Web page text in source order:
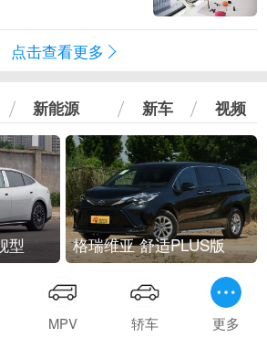
点击查看更多
新能源 新车 视频
型 格瑞维亚 舒适PLUS版
MPV 轿车 更多